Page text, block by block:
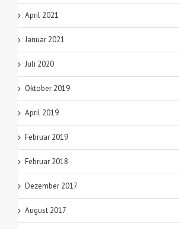
April 2021
Januar 2021
Juli 2020
Oktober 2019
April 2019
Februar 2019
Februar 2018
Dezember 2017
August 2017